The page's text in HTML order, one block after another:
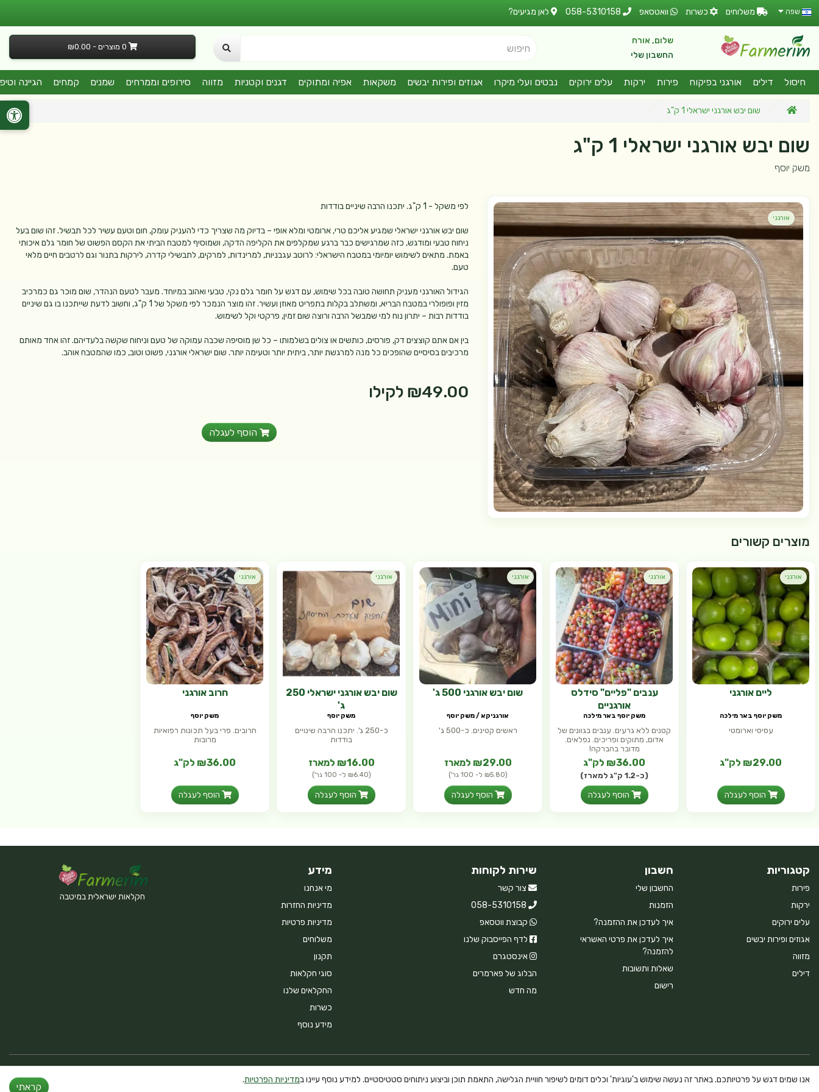
שפה משלוחים כשרות וואטסאפ 058-5310158 לאן מגיעים?
שלום, אורח
החשבון שלי
חיפוש
0 מוצרים - ₪0.00
חיסול דילים אורגני בפיקוח פירות ירקות עלים ירוקים נבטים ועלי מיקרו אגוזים ופירות יבשים משקאות אפיה ומתוקים דגנים וקטניות מזווה סירופים וממרחים שמנים קמחים הגיינה
שום יבש אורגני ישראלי 1 ק"ג
שום יבש אורגני ישראלי 1 ק"ג
משק יוסף
אורגני
לפי משקל - 1 ק"ג. יתכנו הרבה שיניים בודדות
שום יבש אורגני ישראלי שמגיע אליכם טרי, ארומטי ומלא אופי – בדיוק מה שצריך כדי להעניק עומק, חום וטעם עשיר לכל תבשיל. זהו שום בעל
ניחוח טבעי ומודגש, כזה שמרגישים כבר ברגע שמקלפים את הקליפה הדקה, ושמוסיף למטבח הביתי את הקסם הפשוט של חומר גלם איכותי
באמת. מתאים לשימוש יומיומי במטבח הישראלי: לרוטב עגבניות, למרינדות, למרקים, לתבשילי קדרה, לירקות בתנור וגם לרטבים חיים מלאי
טעם.
הגידול האורגני מעניק תחושה טובה בכל שימוש, עם דגש על חומר גלם נקי, טבעי ואהוב במיוחד. מעבר לטעם הנהדר, שום מוכר גם כמרכיב
מזין ופופולרי במטבח הבריא, ומשתלב בקלות בתפריט מאוזן ועשיר. זהו מוצר הנמכר לפי משקל של 1 ק"ג, וחשוב לדעת שייתכנו בו גם שיניים
בודדות רבות – יתרון נוח למי שמבשל הרבה ורוצה שום זמין, פרקטי וקל לשימוש.
בין אם אתם קוצצים דק, פורסים, כותשים או צולים בשלמותו – כל שן מוסיפה שכבה עמוקה של טעם וניחוח שקשה בלעדיהם. זהו אחד מאותם
מרכיבים בסיסיים שהופכים כל מנה למרגשת יותר, ביתית יותר וטעימה יותר. שום ישראלי אורגני, פשוט וטוב, כמו שהמטבח אוהב.
₪49.00 לקילו
הוסף לעגלה
מוצרים קשורים
אורגני
ליים אורגני
משק יוסף באר מילכה
עסיסי וארומטי
₪29.00 לק"ג
הוסף לעגלה
אורגני
ענבים "פליים" סידלס
אורגניים
משק יוסף באר מילכה
קטנים ללא גרעים. ענבים בגוונים של
אדום, מתוקים ופריכים. נפלאים.
מדובר בהברקה!
₪36.00 לק"ג
(כ-1.2 ק"ג למארז)
הוסף לעגלה
אורגני
שום יבש אורגני 500 ג'
אורגניקא / משק יוסף
ראשים קטינים. כ-500 ג'
₪29.00 למארז
(₪5.80 ל- 100 גר')
הוסף לעגלה
אורגני
שום יבש אורגני ישראלי 250
ג'
משק יוסף
כ-250 ג'. יתכנו הרבה שינויים
בודדות
₪16.00 למארז
(₪6.40 ל- 100 גר')
הוסף לעגלה
אורגני
חרוב אורגני
משק יוסף
חרובים. פרי בעל תכונות רפואיות
מרובות
₪36.00 לק"ג
הוסף לעגלה
קטגוריות
פירות
ירקות
עלים ירוקים
אגוזים ופירות יבשים
מזווה
דילים
חשבון
החשבון שלי
הזמנות
איך לעדכן את ההזמנה?
איך לעדכן את פרטי האשראי
להזמנה?
שאלות ותשובות
רישום
שירות לקוחות
צור קשר
058-5310158
קבוצת ווטסאפ
לדף הפייסבוק שלנו
אינסטגרם
הבלוג של פארמרים
מה חדש
מידע
מי אנחנו
מדיניות החזרות
מדיניות פרטיות
משלוחים
תקנון
סוגי חקלאות
החקלאים שלנו
כשרות
מידע נוסף
חקלאות ישראלית במיטבה
אנו שמים דגש על פרטיותכם. באתר זה נעשה שימוש ב'עוגיות' וכלים דומים לשיפור חוויית הגלישה, התאמת תוכן וביצוע ניתוחים סטטיסטיים. למידע נוסף עיינו במדיניות הפרטיות.
קראתי